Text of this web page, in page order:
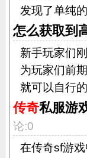
发现了单纯
怎么获取到
新手玩家们
为玩家们前
就可以自行
传奇私服游
论:0
在传奇sf游